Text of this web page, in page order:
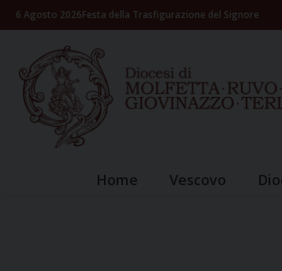
Skip6 Agosto 2026Festa della Trasfigurazione del Signore
Home Vescovo